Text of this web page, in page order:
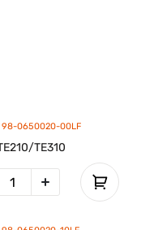
98-0650020-00LF
TE310